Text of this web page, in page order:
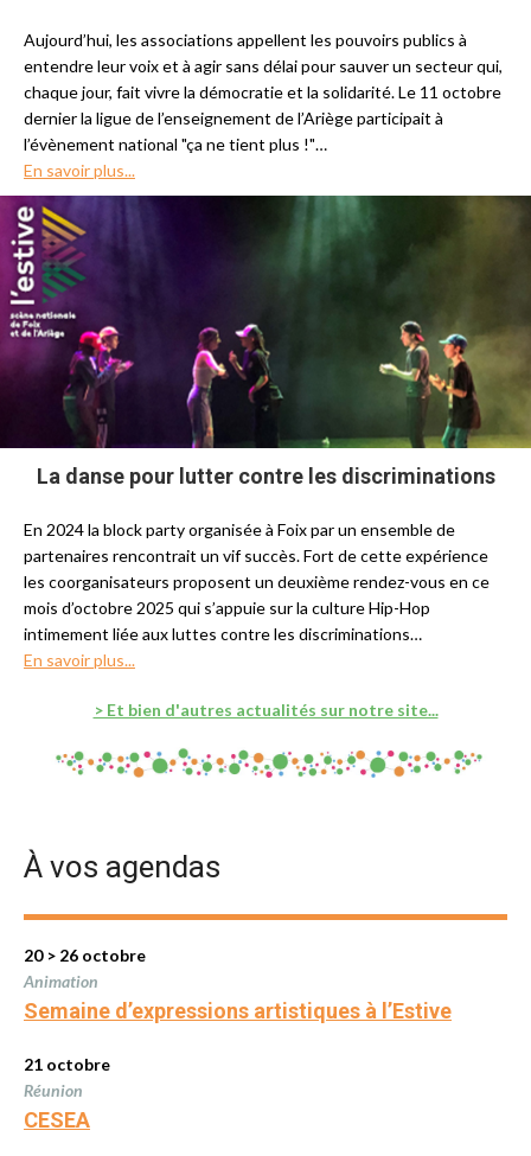
Aujourd’hui, les associations appellent les pouvoirs publics à
entendre leur voix et à agir sans délai pour sauver un secteur qui,
chaque jour, fait vivre la démocratie et la solidarité. Le 11 octobre
dernier la ligue de l’enseignement de l’Ariège participait à
l’évènement national "ça ne tient plus !"…
En savoir plus...
La danse pour lutter contre les discriminations
En 2024 la block party organisée à Foix par un ensemble de
partenaires rencontrait un vif succès. Fort de cette expérience
les coorganisateurs proposent un deuxième rendez-vous en ce
mois d’octobre 2025 qui s’appuie sur la culture Hip-Hop
intimement liée aux luttes contre les discriminations…
En savoir plus...
> Et bien d'autres actualités sur notre site...
À vos agendas
20 > 26 octobre
Animation
Semaine d’expressions artistiques à l’Estive
21 octobre
Réunion
CESEA